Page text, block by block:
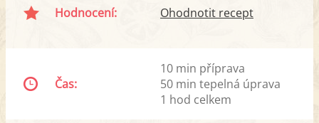
Hodnocení: Ohodnotit recept
Čas:
10 min příprava
50 min tepelná úprava
1 hod celkem